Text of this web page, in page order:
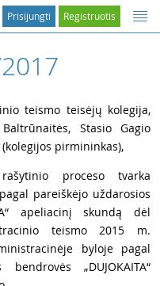
Registruotis
Prisijungti
teismo teisėjų kolegija,
Stasio Gagio
pirmininkas),
proceso tvarka
pareiškėjo uždarosios
apeliacinį skundą dėl
teismo 2015 m.
byloje pagal
„DUJOKAITA“